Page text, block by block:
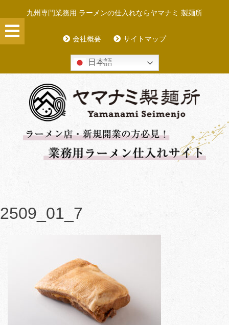
to
content
九州専門業務用 ラーメンの仕入れならヤマナミ 製麺所
会社概要 サイトマップ
日本語
2509_01_7